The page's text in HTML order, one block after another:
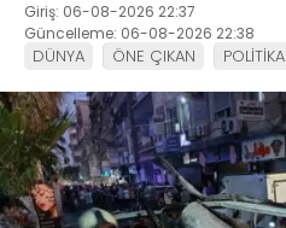
Giriş: 06-08-2026 22:37
Güncelleme: 06-08-2026 22:38
DÜNYA ÖNE ÇIKAN POLİTİKA